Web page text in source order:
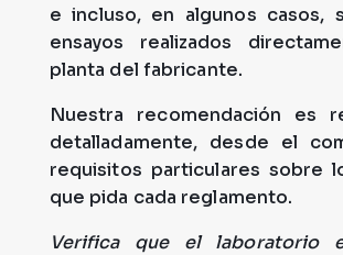
e incluso, en algunos casos,
ensayos realizados
planta del fabricante.
Nuestra recomendación es
detalladamente, desde el
requisitos particulares sobre
que pida cada reglamento.
Verifica que el laboratorio